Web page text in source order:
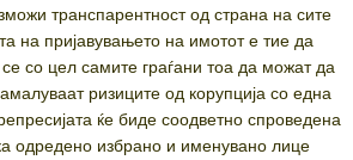
транспарентност од страна на сите
на пријавувањето на имотот е тие да
со цел самите граѓани тоа да можат да
ризиците од корупција со една
ќе биде соодветно спроведена
одредено избрано и именувано лице